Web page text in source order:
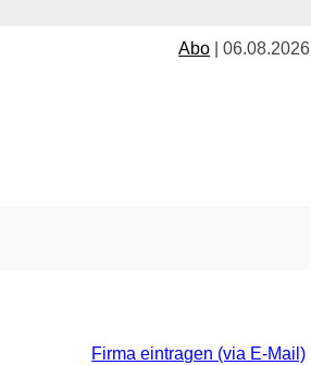
Abo | 06.08.2026
Firma eintragen (via E-Mail)